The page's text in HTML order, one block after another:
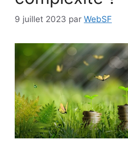
9 juillet 2023 par WebSF